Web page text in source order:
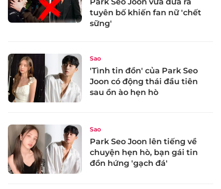
tuyên bố khiến fan nữ 'chết
sững'
Sao
'Tình tin đồn' của Park Seo
Joon có động thái đầu tiên
sau ồn ào hẹn hò
Sao
Park Seo Joon lên tiếng về
chuyện hẹn hò, bạn gái tin
đồn hứng 'gạch đá'